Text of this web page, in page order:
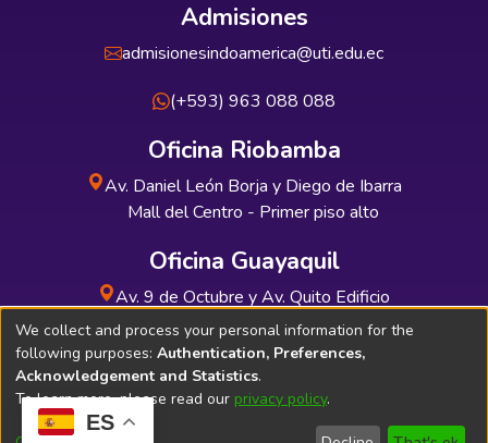
ES
Admisiones
admisionesindoamerica@uti.edu.ec
(+593) 963 088 088
Oficina Riobamba
Av. Daniel León Borja y Diego de Ibarra
Mall del Centro - Primer piso alto
Oficina Guayaquil
Av. 9 de Octubre y Av. Quito Edificio
INDUAUTO - Planta baja
Soporte Técnico Bibliolatino.com
We collect and process your personal information for the
following purposes: Authentication, Preferences,
Acknowledgement and Statistics.
To learn more, please read our privacy policy.